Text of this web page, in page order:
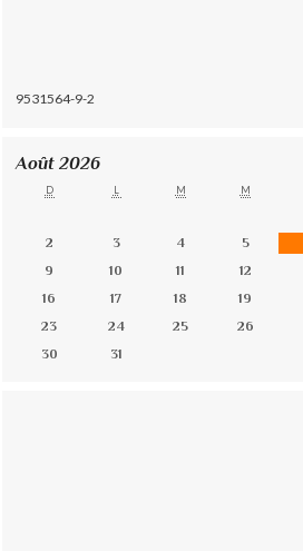
9531564-9-2
Août 2026
D L M M
2
3 4 5
9
10 11 12
16
17 18 19
23
24 25 26
30
31